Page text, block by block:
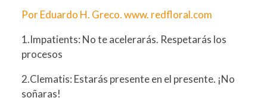
Por Eduardo H. Greco. www. redfloral.com
1.Impatients: No te acelerarás. Respetarás los
procesos
2.Clematis: Estarás presente en el presente. ¡No
soñaras!